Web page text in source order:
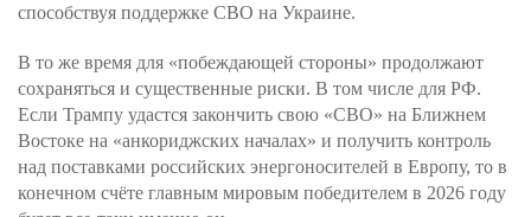
способствуя поддержке СВО на Украине.
В то же время для «побеждающей стороны» продолжают
сохраняться и существенные риски. В том числе для РФ.
Если Трампу удастся закончить свою «СВО» на Ближнем
Востоке на «анкориджских началах» и получить контроль
над поставками российских энергоносителей в Европу, то в
конечном счёте главным мировым победителем в 2026 году